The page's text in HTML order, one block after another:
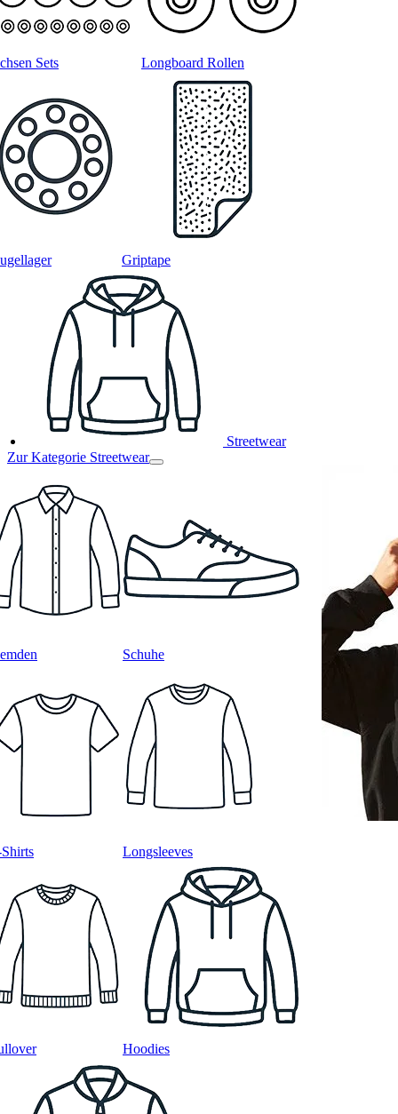
Sets Longboard Rollen
Griptape
Streetwear
Zur Kategorie Streetwear
Schuhe
Longsleeves
Hoodies